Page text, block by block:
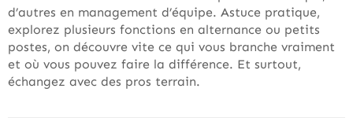
d’autres en management d’équipe. Astuce pratique,
explorez plusieurs fonctions en alternance ou petits
postes, on découvre vite ce qui vous branche vraiment
et où vous pouvez faire la différence. Et surtout,
échangez avec des pros terrain.